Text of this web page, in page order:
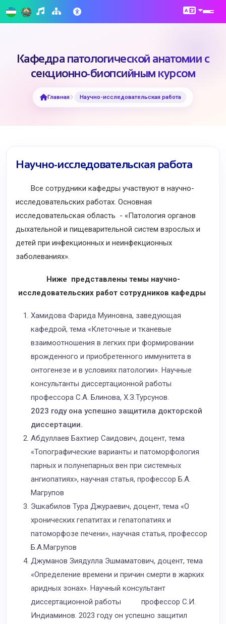
Кафедра патологической анатомии с
секционно-биопсийным курсом
Главная Научно-исследовательская работа
Научно-исследовательская работа
Все сотрудники кафедры участвуют в научно-
исследовательских работах. Основная
исследовательская область - «Патология органов
дыхательной и пищеварительной систем взрослых и
детей при инфекционных и неинфекционных
заболеваниях».
Ниже представлены темы научно-
исследовательских работ сотрудников кафедры
Хамидова Фарида Муиновна, заведующая
кафедрой, тема «Клеточные и тканевые
взаимоотношения в легкиx при формировании
врожденного и приобретенного иммунитета в
онтогенезе и в условиях патологии». Научные
консультанты диссертационной работы
профессора С.А. Блинова, Х.З.Турсунов.
2023 году она успешно защитила докторской
диссертации.
Абдуллаев Бахтиер Саидович, доцент, тема
«Топографические варианты и патоморфология
парных и полунепарных вен при системных
ангиопатиях», научная статья, профессор Б.А.
Магрупов
Эшкабилов Тура Джураевич, доцент, тема «О
хронических гепатитах и гепатопатиях и
патоморфозе печени», научная статья, профессор
Б.А.Магрупов
Джуманов Зиядулла Эшмаматович, доцент, тема
«Определение времени и причин смерти в жарких
аридных зонах». Научный консультант
диссертационной работы профессор С.И.
Индиаминов. 2023 году он успешно защитил